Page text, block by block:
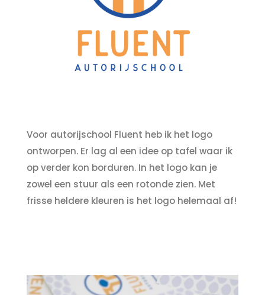
Voor autorijschool Fluent heb ik het logo
ontworpen. Er lag al een idee op tafel waar ik
op verder kon borduren. In het logo kan je
zowel een stuur als een rotonde zien. Met
frisse heldere kleuren is het logo helemaal af!